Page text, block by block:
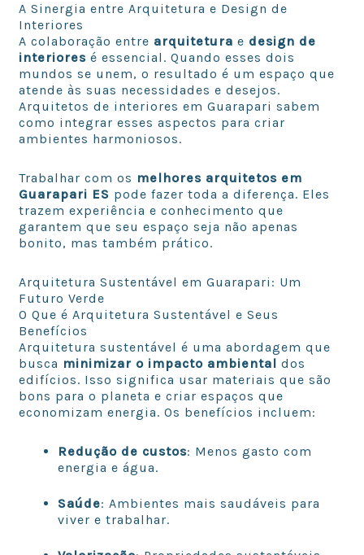
A Sinergia entre Arquitetura e Design de
Interiores
A colaboração entre arquitetura e design de
interiores é essencial. Quando esses dois
mundos se unem, o resultado é um espaço que
atende às suas necessidades e desejos.
Arquitetos de interiores em Guarapari sabem
como integrar esses aspectos para criar
ambientes harmoniosos.
Trabalhar com os melhores arquitetos em
Guarapari ES pode fazer toda a diferença. Eles
trazem experiência e conhecimento que
garantem que seu espaço seja não apenas
bonito, mas também prático.
Arquitetura Sustentável em Guarapari: Um
Futuro Verde
O Que é Arquitetura Sustentável e Seus
Benefícios
Arquitetura sustentável é uma abordagem que
busca minimizar o impacto ambiental dos
edifícios. Isso significa usar materiais que são
bons para o planeta e criar espaços que
economizam energia. Os benefícios incluem:
Redução de custos: Menos gasto com
energia e água.
Saúde: Ambientes mais saudáveis para
viver e trabalhar.